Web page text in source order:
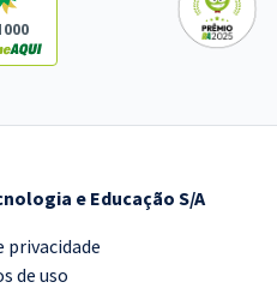
e Educação S/A
privacidade
de uso